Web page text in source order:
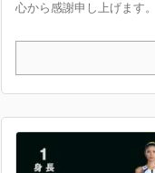
心から感謝申し上げます